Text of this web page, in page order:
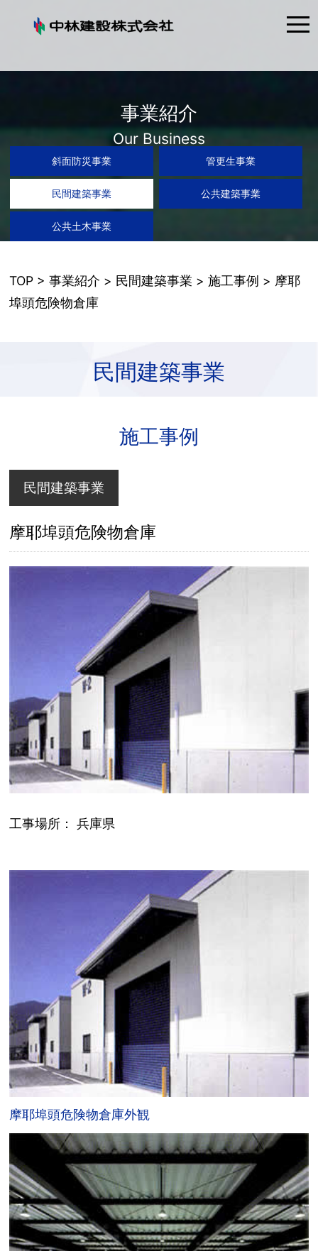
事業紹介
Our Business
斜面防災事業 管更生事業
民間建築事業 公共建築事業
公共土木事業
TOP >事業紹介 > 民間建築事業 >施工事例 > 摩耶
埠頭危険物倉庫
民間建築事業
施工事例
民間建築事業
摩耶埠頭危険物倉庫
工事場所： 兵庫県
摩耶埠頭危険物倉庫外観